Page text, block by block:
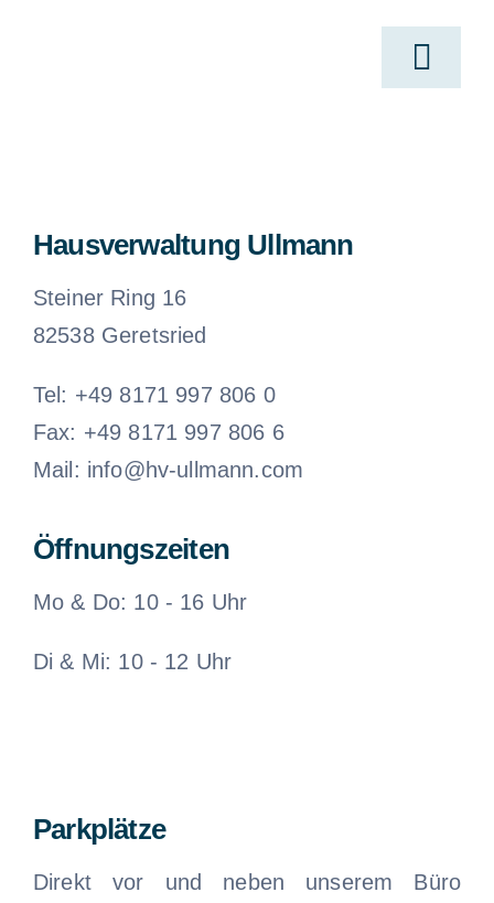
Hausverwaltung Ullmann
Steiner Ring 16
82538 Geretsried
Tel: +49 8171 997 806 0
Fax: +49 8171 997 806 6
Mail: info@hv-ullmann.com
Öffnungszeiten
Mo & Do: 10 - 16 Uhr
Di & Mi: 10 - 12 Uhr
Parkplätze
Direkt vor und neben unserem Büro